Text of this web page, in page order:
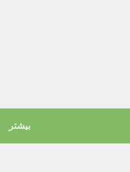
بیشتر